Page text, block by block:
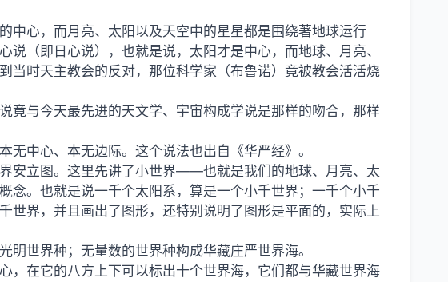
中心，而月亮、太阳以及天空中的星星都是围绕著地球运行
（即日心说），也就是说，太阳才是中心，而地球、月亮、
当时天主教会的反对，那位科学家（布鲁诺）竟被教会活活烧
竟与今天最先进的天文学、宇宙构成学说是那样的吻合，那样
中心、本无边际。这个说法也出自《华严经》。
安立图。这里先讲了小世界——也就是我们的地球、月亮、太
念。也就是说一千个太阳系，算是一个小千世界；一千个小千
世界，并且画出了图形，还特别说明了图形是平面的，实际上
世界种；无量数的世界种构成华藏庄严世界海。
，在它的八方上下可以标出十个世界海，它们都与华藏世界海